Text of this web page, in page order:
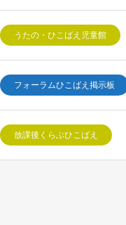
うたの・ひこばえ児童館
フォーラムひこばえ掲示板
放課後くらぶひこばえ